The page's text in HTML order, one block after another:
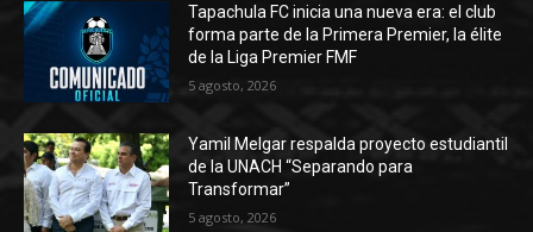
Tapachula FC inicia una nueva era: el club
forma parte de la Primera Premier, la élite
de la Liga Premier FMF
5 agosto, 2026
Yamil Melgar respalda proyecto estudiantil
de la UNACH “Separando para
Transformar”
5 agosto, 2026